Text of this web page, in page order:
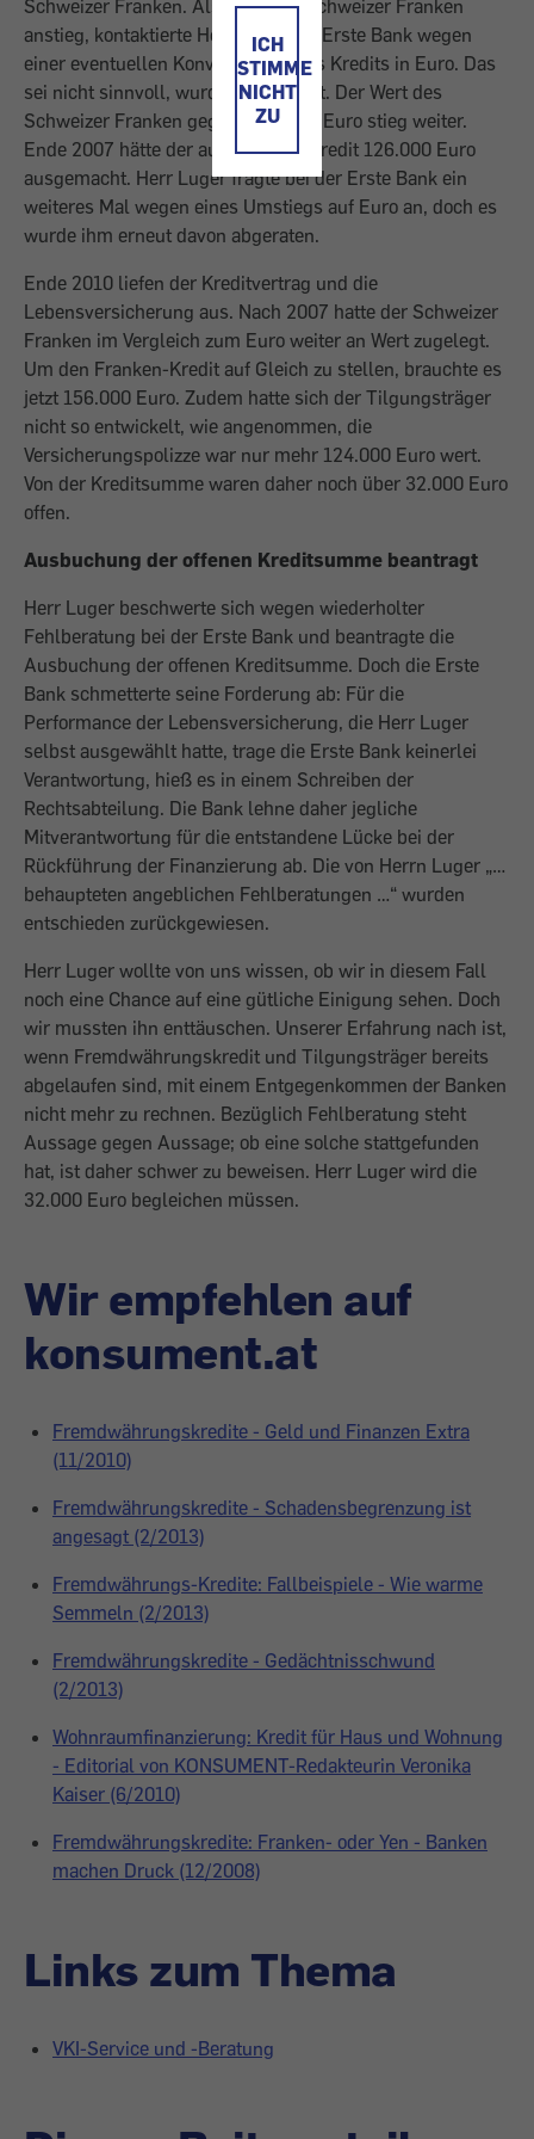
ICH
STIMME
NICHT
ZU
Schweizer Franken. Als 2006 der Schweizer Franken
anstieg, kontaktierte Herr Luger die Erste Bank wegen
einer eventuellen Konvertierung des Kredits in Euro. Das
sei nicht sinnvoll, wurde ihm gesagt. Der Wert des
Schweizer Franken gegenüber dem Euro stieg weiter.
Ende 2007 hätte der ausstehende Kredit 126.000 Euro
ausgemacht. Herr Luger fragte bei der Erste Bank ein
weiteres Mal wegen eines Umstiegs auf Euro an, doch es
wurde ihm erneut davon abgeraten.
Ende 2010 liefen der Kreditvertrag und die
Lebensversicherung aus. Nach 2007 hatte der Schweizer
Franken im Vergleich zum Euro weiter an Wert zugelegt.
Um den Franken-Kredit auf Gleich zu stellen, brauchte es
jetzt 156.000 Euro. Zudem hatte sich der Tilgungsträger
nicht so entwickelt, wie angenommen, die
Versicherungspolizze war nur mehr 124.000 Euro wert.
Von der Kreditsumme waren daher noch über 32.000 Euro
offen.
Ausbuchung der offenen Kreditsumme beantragt
Herr Luger beschwerte sich wegen wiederholter
Fehlberatung bei der Erste Bank und beantragte die
Ausbuchung der offenen Kreditsumme. Doch die Erste
Bank schmetterte seine Forderung ab: Für die
Performance der Lebensversicherung, die Herr Luger
selbst ausgewählt hatte, trage die Erste Bank keinerlei
Verantwortung, hieß es in einem Schreiben der
Rechtsabteilung. Die Bank lehne daher jegliche
Mitverantwortung für die entstandene Lücke bei der
Rückführung der Finanzierung ab. Die von Herrn Luger „…
behaupteten angeblichen Fehlberatungen …“ wurden
entschieden zurückgewiesen.
Herr Luger wollte von uns wissen, ob wir in diesem Fall
noch eine Chance auf eine gütliche Einigung sehen. Doch
wir mussten ihn enttäuschen. Unserer Erfahrung nach ist,
wenn Fremdwährungskredit und Tilgungsträger bereits
abgelaufen sind, mit einem Entgegenkommen der Banken
nicht mehr zu rechnen. Bezüglich Fehlberatung steht
Aussage gegen Aussage; ob eine solche stattgefunden
hat, ist daher schwer zu beweisen. Herr Luger wird die
32.000 Euro begleichen müssen.
Wir empfehlen auf
konsument.at
Fremdwährungskredite - Geld und Finanzen Extra
(11/2010)
Fremdwährungskredite - Schadensbegrenzung ist
angesagt (2/2013)
Fremdwährungs-Kredite: Fallbeispiele - Wie warme
Semmeln (2/2013)
Fremdwährungskredite - Gedächtnisschwund
(2/2013)
Wohnraumfinanzierung: Kredit für Haus und Wohnung
- Editorial von KONSUMENT-Redakteurin Veronika
Kaiser (6/2010)
Fremdwährungskredite: Franken- oder Yen - Banken
machen Druck (12/2008)
Links zum Thema
VKI-Service und -Beratung